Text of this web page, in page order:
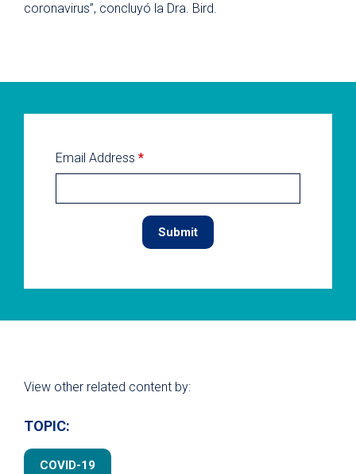
coronavirus”, concluyó la Dra. Bird.
Email Address *
View other related content by:
TOPIC:
COVID-19